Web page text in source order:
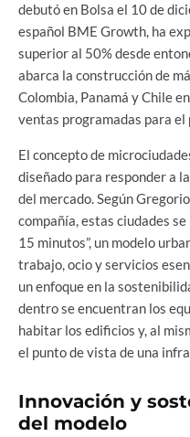
debutó en Bolsa el 10 de
español BME Growth, ha
superior al 50% desde
abarca la construcción de
Colombia, Panamá y Chile
ventas programadas para
El concepto de
diseñado para responder a
del mercado. Según
compañía, estas ciudades
15 minutos”, un modelo
trabajo, ocio y servicios
un enfoque en la
dentro se encuentran los
habitar los edificios y, al
el punto de vista de una
Innovación y
del modelo